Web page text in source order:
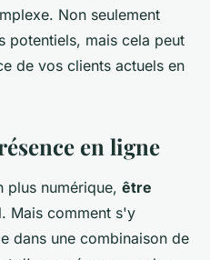
Non seulement
potentiels, mais cela peut
de vos clients actuels en
en ligne
plus numérique, être
Mais comment s'y
dans une combinaison de